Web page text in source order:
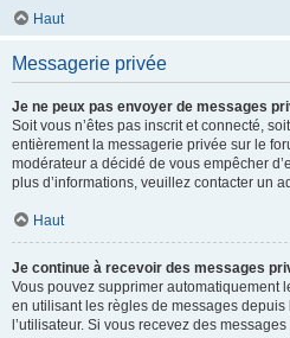
Haut
Messagerie privée
Je ne peux pas envoyer de messages
Soit vous n’êtes pas inscrit et connecté,
entièrement la messagerie privée sur le
modérateur a décidé de vous empêcher
plus d’informations, veuillez contacter un
Haut
Je continue à recevoir des messages
Vous pouvez supprimer automatiquement
en utilisant les règles de messages
l’utilisateur. Si vous recevez des